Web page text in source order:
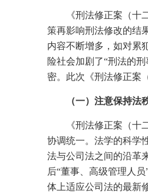
《刑法修正案（
策再影响刑法修改的结
内容不断增多，如对累
险社会加剧了“刑法的
密。此次《刑法修正案
（一）注意保持法
《刑法修正案（
协调统一。法学的科学
法与公司法之间的沿革
后“董事、高级管理人
体上适应公司法的最新